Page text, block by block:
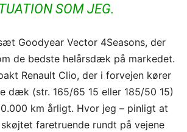
SOM JEG.
Goodyear Vector 4Seasons, der
de bedste helårsdæk på markedet.
Renault Clio, der i forvejen kører
dæk (str. 165/65 15 eller 185/50 15)
km årligt. Hvor jeg – pinligt at
faretruende rundt på vejene